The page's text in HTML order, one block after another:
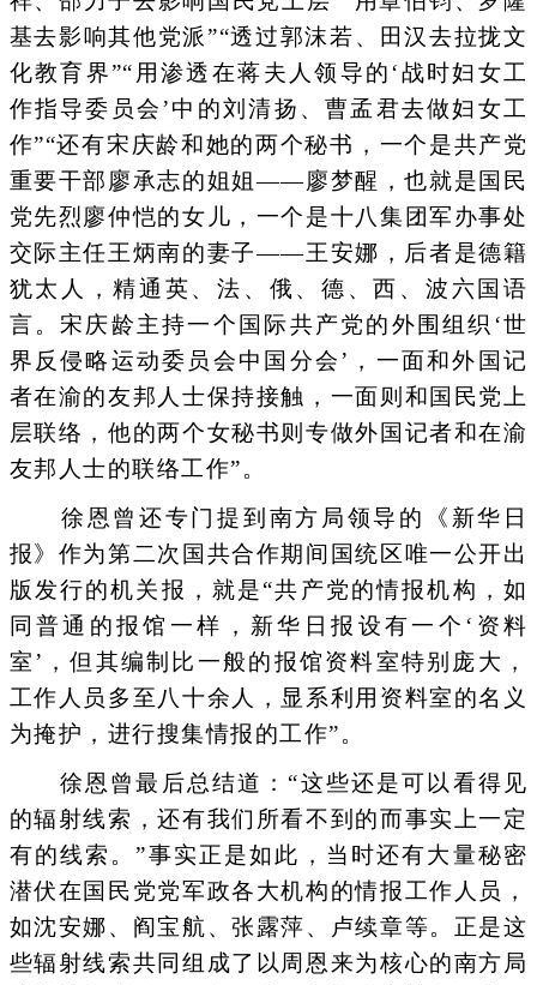
基去影响其他党派”“透过郭沫若、田汉去拉拢文
化教育界”“用渗透在蒋夫人领导的‘战时妇女工
作指导委员会’中的刘清扬、曹孟君去做妇女工
作”“还有宋庆龄和她的两个秘书，一个是共产党
重要干部廖承志的姐姐——廖梦醒，也就是国民
党先烈廖仲恺的女儿，一个是十八集团军办事处
交际主任王炳南的妻子——王安娜，后者是德籍
犹太人，精通英、法、俄、德、西、波六国语
言。宋庆龄主持一个国际共产党的外围组织‘世
界反侵略运动委员会中国分会’，一面和外国记
者在渝的友邦人士保持接触，一面则和国民党上
层联络，他的两个女秘书则专做外国记者和在渝
友邦人士的联络工作”。
徐恩曾还专门提到南方局领导的《新华日
报》作为第二次国共合作期间国统区唯一公开出
版发行的机关报，就是“共产党的情报机构，如
同普通的报馆一样，新华日报设有一个‘资料
室’，但其编制比一般的报馆资料室特别庞大，
工作人员多至八十余人，显系利用资料室的名义
为掩护，进行搜集情报的工作”。
徐恩曾最后总结道：“这些还是可以看得见
的辐射线索，还有我们所看不到的而事实上一定
有的线索。”事实正是如此，当时还有大量秘密
潜伏在国民党党军政各大机构的情报工作人员，
如沈安娜、阎宝航、张露萍、卢续章等。正是这
些辐射线索共同组成了以周恩来为核心的南方局